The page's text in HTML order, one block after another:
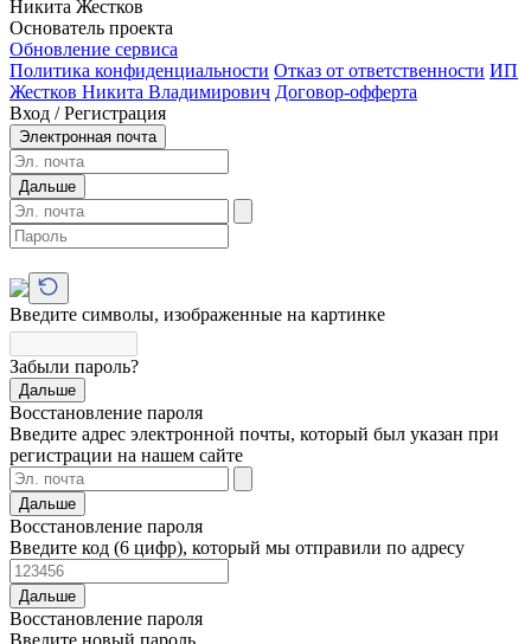
Никита Жестков
Основатель проекта
Обновление сервиса
Политика конфиденциальности Отказ от ответственности ИП
Жестков Никита Владимирович Договор-офферта
Вход / Регистрация
Электронная почта
Дальше
Введите символы, изображенные на картинке
Забыли пароль?
Дальше
Восстановление пароля
Введите адрес электронной почты, который был указан при
регистрации на нашем сайте
Дальше
Восстановление пароля
Введите код (6 цифр), который мы отправили по адресу
Дальше
Восстановление пароля